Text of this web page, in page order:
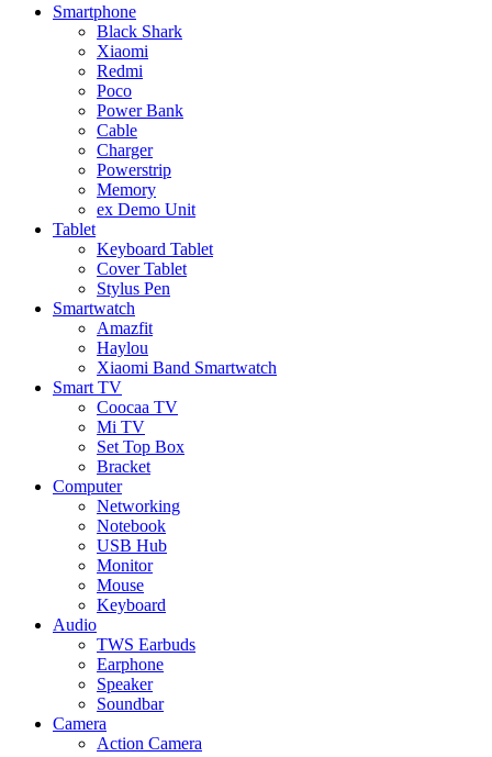
Smartphone
Black Shark
Xiaomi
Redmi
Poco
Power Bank
Cable
Charger
Powerstrip
Memory
ex Demo Unit
Tablet
Keyboard Tablet
Cover Tablet
Stylus Pen
Smartwatch
Amazfit
Haylou
Xiaomi Band Smartwatch
Smart TV
Coocaa TV
Mi TV
Set Top Box
Bracket
Computer
Networking
Notebook
USB Hub
Monitor
Mouse
Keyboard
Audio
TWS Earbuds
Earphone
Speaker
Soundbar
Camera
Action Camera